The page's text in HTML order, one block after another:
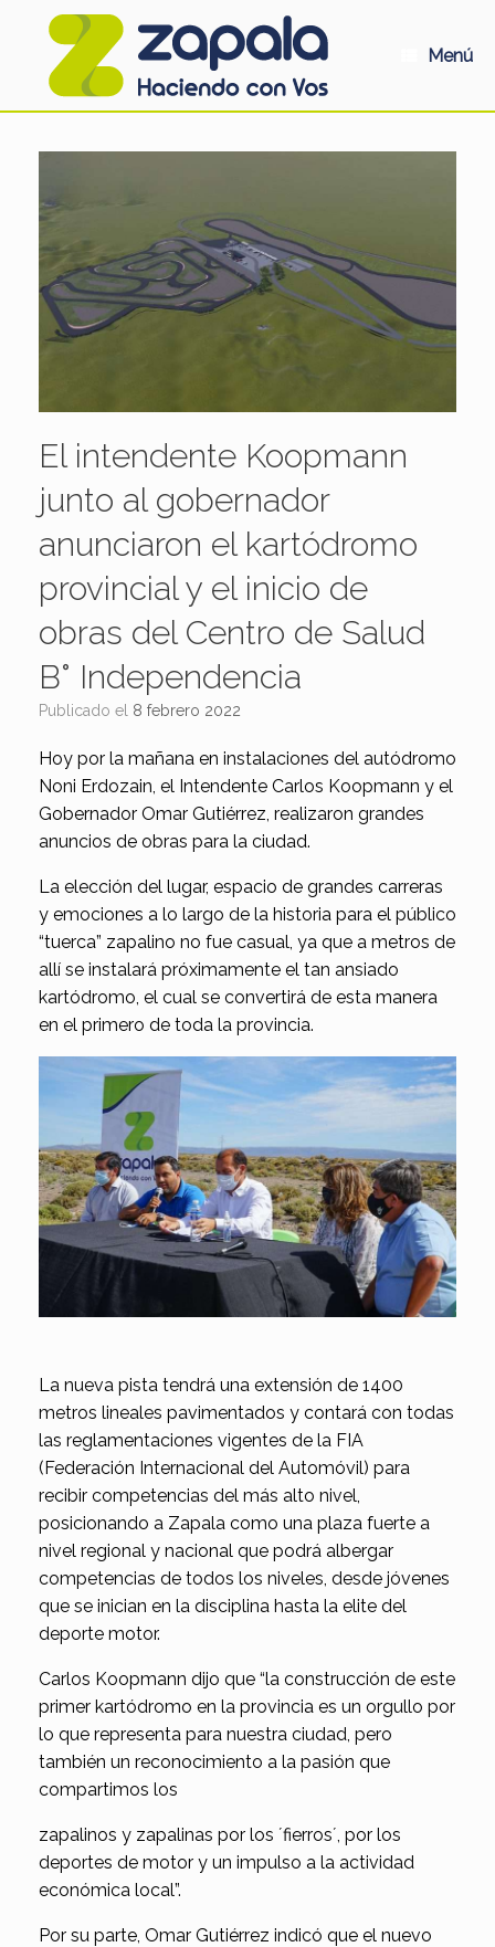
Menú
El intendente Koopmann
junto al gobernador
anunciaron el kartódromo
provincial y el inicio de
obras del Centro de Salud
B° Independencia
Publicado el 8 febrero 2022
Hoy por la mañana en instalaciones del autódromo
Noni Erdozain, el Intendente Carlos Koopmann y el
Gobernador Omar Gutiérrez, realizaron grandes
anuncios de obras para la ciudad.
La elección del lugar, espacio de grandes carreras
y emociones a lo largo de la historia para el público
“tuerca” zapalino no fue casual, ya que a metros de
allí se instalará próximamente el tan ansiado
kartódromo, el cual se convertirá de esta manera
en el primero de toda la provincia.
La nueva pista tendrá una extensión de 1400
metros lineales pavimentados y contará con todas
las reglamentaciones vigentes de la FIA
(Federación Internacional del Automóvil) para
recibir competencias del más alto nivel,
posicionando a Zapala como una plaza fuerte a
nivel regional y nacional que podrá albergar
competencias de todos los niveles, desde jóvenes
que se inician en la disciplina hasta la elite del
deporte motor.
Carlos Koopmann dijo que “la construcción de este
primer kartódromo en la provincia es un orgullo por
lo que representa para nuestra ciudad, pero
también un reconocimiento a la pasión que
compartimos los
zapalinos y zapalinas por los ´fierros´, por los
deportes de motor y un impulso a la actividad
económica local”.
Por su parte, Omar Gutiérrez indicó que el nuevo